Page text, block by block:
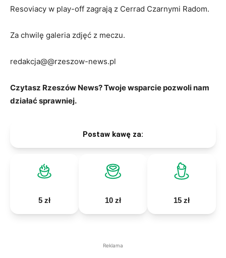
Resoviacy w play-off zagrają z Cerrad Czarnymi Radom.
Za chwilę galeria zdjęć z meczu.
redakcja@@rzeszow-news.pl
Czytasz Rzeszów News? Twoje wsparcie pozwoli nam
działać sprawniej.
Postaw kawę za:
5 zł 10 zł 15 zł
Reklama